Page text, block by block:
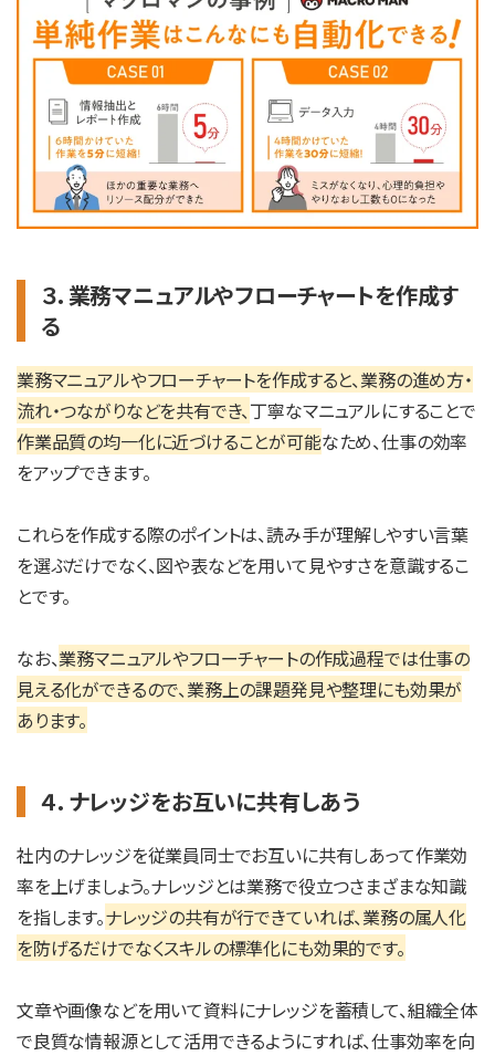
３．業務マニュアルやフローチャートを作成す
る
業務マニュアルやフローチャートを作成すると、業務の進め方・
流れ・つながりなどを共有でき、丁寧なマニュアルにすることで
作業品質の均一化に近づけることが可能なため、仕事の効率
をアップできます。
これらを作成する際のポイントは、読み手が理解しやすい言葉
を選ぶだけでなく、図や表などを用いて見やすさを意識するこ
とです。
なお、業務マニュアルやフローチャートの作成過程では仕事の
見える化ができるので、業務上の課題発見や整理にも効果が
あります。
４．ナレッジをお互いに共有しあう
社内のナレッジを従業員同士でお互いに共有しあって作業効
率を上げましょう。ナレッジとは業務で役立つさまざまな知識
を指します。ナレッジの共有が行できていれば、業務の属人化
を防げるだけでなくスキルの標準化にも効果的です。
文章や画像などを用いて資料にナレッジを蓄積して、組織全体
で良質な情報源として活用できるようにすれば、仕事効率を向